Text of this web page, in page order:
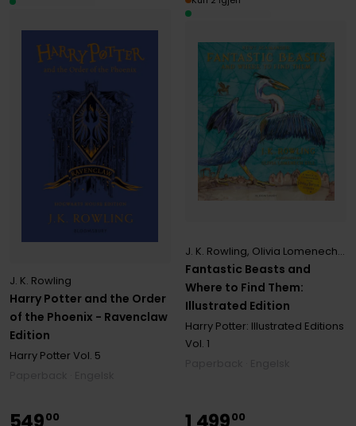
Harry Potter and the Order
of the Phoenix - Ravenclaw
Edition
J. K. Rowling
Harry Potter Vol. 5
Fantastic Beasts and
Where to Find Them:
Illustrated Edition
J. K. Rowling, Olivia Lomenech Gill
Harry Potter: Illustrated Editions
Vol. 1
00 00